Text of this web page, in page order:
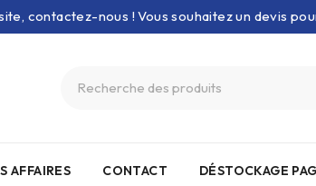
contactez-nous ! Vous souhaitez un devis
AFFAIRES CONTACT DÉSTOCKAGE